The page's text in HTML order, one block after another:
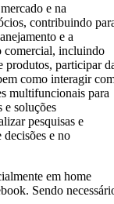
e na
contribuindo
e a
comercial, incluindo
produtos, participar
como interagir
multifuncionais para
e soluções
pesquisas e
e no
em home
Sendo